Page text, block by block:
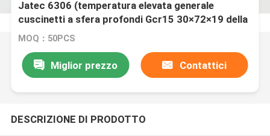
Jatec 6306 (temperatura elevata generale
cuscinetti a sfera profondi Gcr15 30×72×19 della
scanalatura del motore)
MOQ：50PCS
Miglior prezzo Contattici
DESCRIZIONE DI PRODOTTO